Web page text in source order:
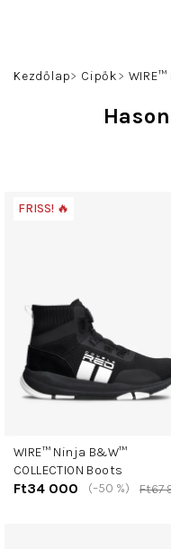
Kezdőlap Cipők
FRISS! 🔥
WIRE™ Ninja B&W™
COLLECTION Boots
Ft34 000 Ft67
(–50 %)